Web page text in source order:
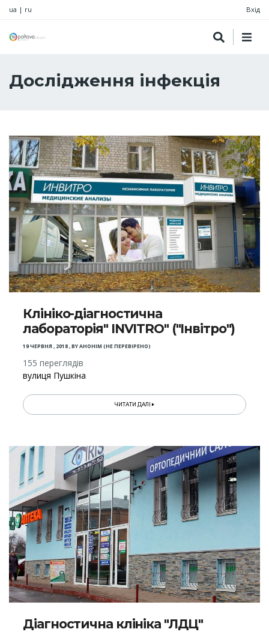
ua | ru Вхід
Дослідження інфекція
Клініко-діагностична
лабораторія" INVITRO" ("Інвітро")
19 ЧЕРВНЯ , 2018,BYАНОНІМ (НЕ ПЕРЕВІРЕНО)
155 переглядів
вулиця Пушкіна
ЧИТАТИ ДАЛІ
Діагностична клініка "ЛДЦ"